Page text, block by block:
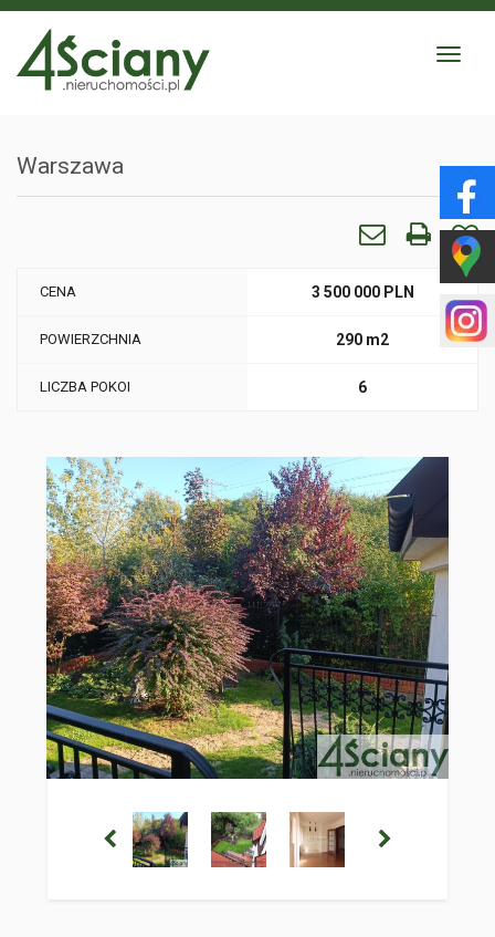
Toggle
Warszawa
CENA 3 500 000 PLN
POWIERZCHNIA 290 m2
LICZBA POKOI 6